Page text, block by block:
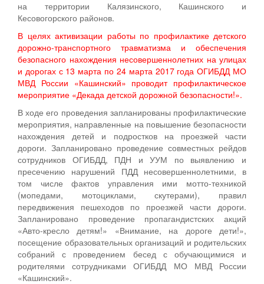
на территории Калязинского, Кашинского и
Кесовогорского районов.
В целях активизации работы по профилактике детского
дорожно-транспортного травматизма и обеспечения
безопасного нахождения несовершеннолетних на улицах
и дорогах с 13 марта по 24 марта 2017 года ОГИБДД МО
МВД России «Кашинский» проводит профилактическое
мероприятие «Декада детской дорожной безопасности!».
В ходе его проведения запланированы профилактические
мероприятия, направленные на повышение безопасности
нахождения детей и подростков на проезжей части
дороги. Запланировано проведение совместных рейдов
сотрудников ОГИБДД, ПДН и УУМ по выявлению и
пресечению нарушений ПДД несовершеннолетними, в
том числе фактов управления ими мотто-техникой
(мопедами, мотоциклами, скутерами), правил
передвижения пешеходов по проезжей части дороги.
Запланировано проведение пропагандистских акций
«Авто-кресло детям!» «Внимание, на дороге дети!»,
посещение образовательных организаций и родительских
собраний с проведением бесед с обучающимися и
родителями сотрудниками ОГИБДД МО МВД России
«Кашинский».